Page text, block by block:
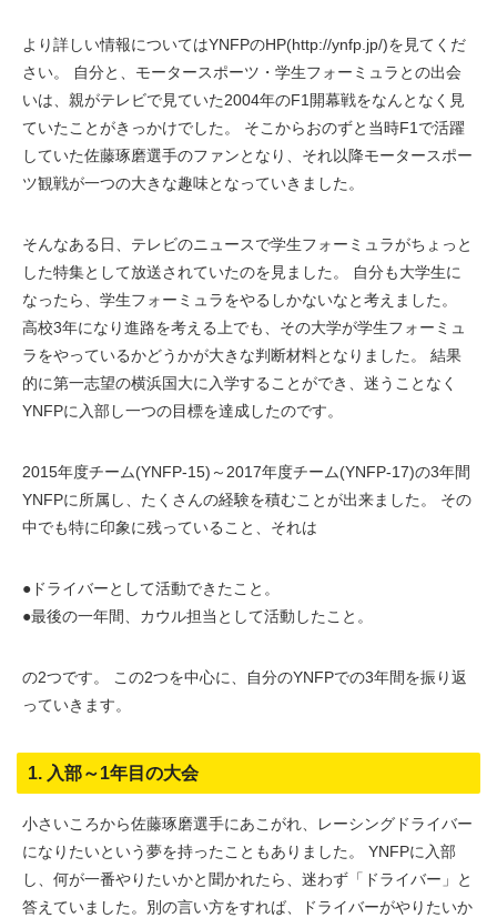
より詳しい情報についてはYNFPのHP(http://ynfp.jp/)を見てくだ
さい。 自分と、モータースポーツ・学生フォーミュラとの出会
いは、親がテレビで見ていた2004年のF1開幕戦をなんとなく見
ていたことがきっかけでした。 そこからおのずと当時F1で活躍
していた佐藤琢磨選手のファンとなり、それ以降モータースポー
ツ観戦が一つの大きな趣味となっていきました。
そんなある日、テレビのニュースで学生フォーミュラがちょっと
した特集として放送されていたのを見ました。 自分も大学生に
なったら、学生フォーミュラをやるしかないなと考えました。
高校3年になり進路を考える上でも、その大学が学生フォーミュ
ラをやっているかどうかが大きな判断材料となりました。 結果
的に第一志望の横浜国大に入学することができ、迷うことなく
YNFPに入部し一つの目標を達成したのです。
2015年度チーム(YNFP-15)～2017年度チーム(YNFP-17)の3年間
YNFPに所属し、たくさんの経験を積むことが出来ました。 その
中でも特に印象に残っていること、それは
●ドライバーとして活動できたこと。
●最後の一年間、カウル担当として活動したこと。
の2つです。 この2つを中心に、自分のYNFPでの3年間を振り返
っていきます。
1. 入部～1年目の大会
小さいころから佐藤琢磨選手にあこがれ、レーシングドライバー
になりたいという夢を持ったこともありました。 YNFPに入部
し、何が一番やりたいかと聞かれたら、迷わず「ドライバー」と
答えていました。別の言い方をすれば、ドライバーがやりたいか